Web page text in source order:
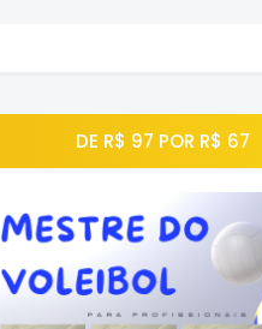
DE R$ 97 POR R$ 67